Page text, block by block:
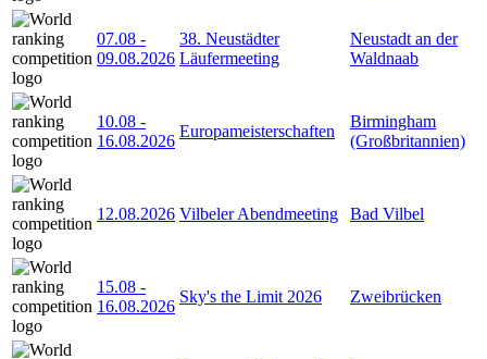
07.08 -
09.08.2026
38. Neustädter
Läufermeeting
Neustadt an der
Waldnaab
10.08 -
16.08.2026
Europameisterschaften
Birmingham
(Großbritannien)
12.08.2026 Vilbeler Abendmeeting Bad Vilbel
15.08 -
16.08.2026
Sky's the Limit 2026 Zweibrücken